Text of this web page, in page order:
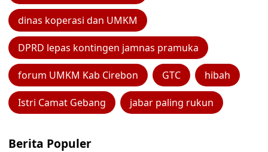
dinas koperasi dan UMKM
DPRD lepas kontingen jamnas pramuka
forum UMKM Kab Cirebon GTC hibah
Istri Camat Gebang jabar paling rukun
Berita Populer